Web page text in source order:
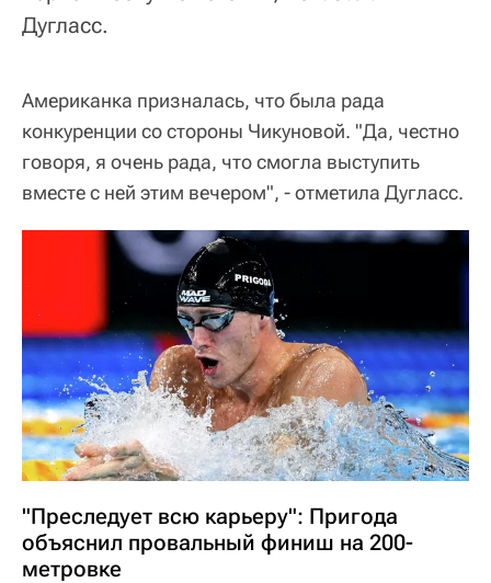
Дугласс.
Американка призналась, что была рада
конкуренции со стороны Чикуновой. "Да, честно
говоря, я очень рада, что смогла выступить
вместе с ней этим вечером", - отметила Дугласс.
"Преследует всю карьеру": Пригода
объяснил провальный финиш на 200-
метровке